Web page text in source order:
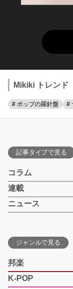
Mikiki トレンド
# ポップの羅針盤 #
記事タイプで見る
コラム
連載
ニュース
ジャンルで見る
邦楽
K-POP